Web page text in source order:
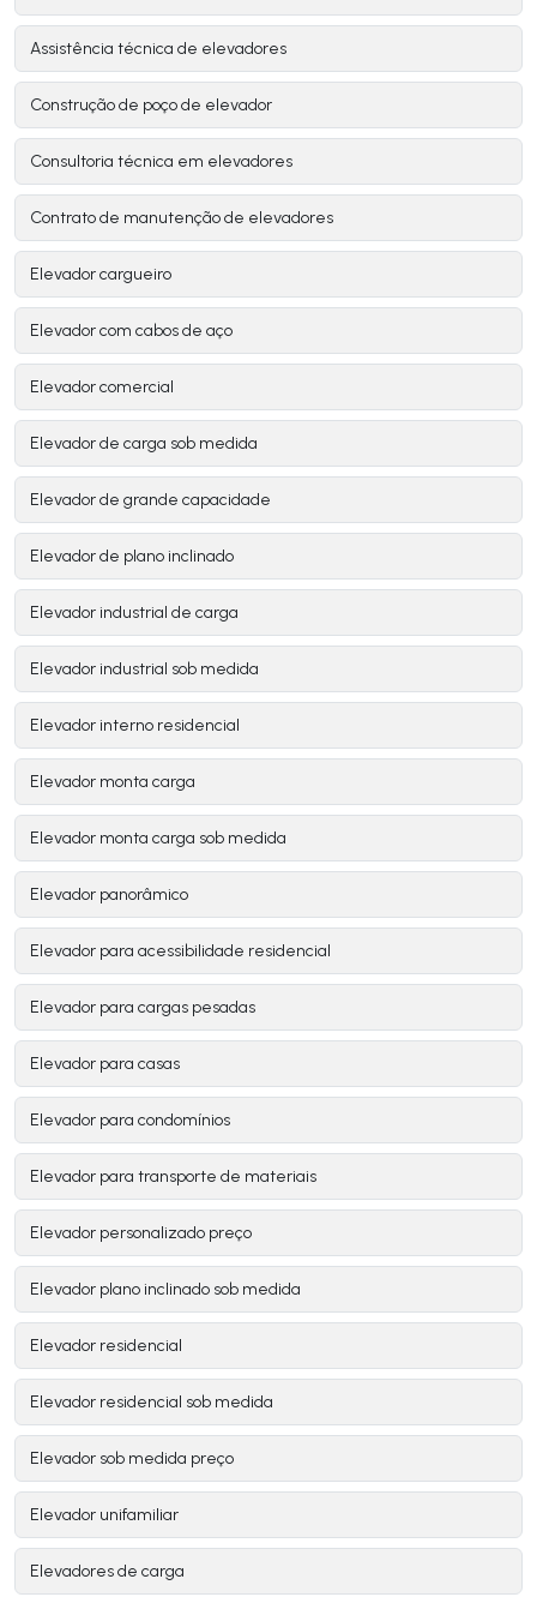
Assistência técnica de elevadores
Construção de poço de elevador
Consultoria técnica em elevadores
Contrato de manutenção de elevadores
Elevador cargueiro
Elevador com cabos de aço
Elevador comercial
Elevador de carga sob medida
Elevador de grande capacidade
Elevador de plano inclinado
Elevador industrial de carga
Elevador industrial sob medida
Elevador interno residencial
Elevador monta carga
Elevador monta carga sob medida
Elevador panorâmico
Elevador para acessibilidade residencial
Elevador para cargas pesadas
Elevador para casas
Elevador para condomínios
Elevador para transporte de materiais
Elevador personalizado preço
Elevador plano inclinado sob medida
Elevador residencial
Elevador residencial sob medida
Elevador sob medida preço
Elevador unifamiliar
Elevadores de carga